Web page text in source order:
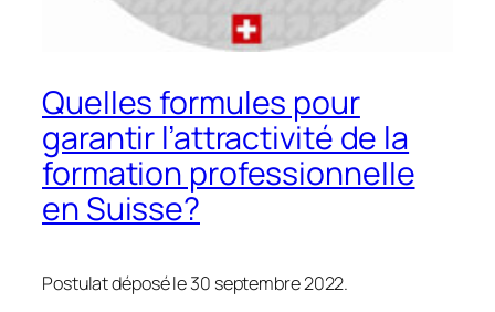
Quelles formules pour
garantir l’attractivité de la
formation professionnelle
en Suisse?
Postulat déposé le 30 septembre 2022.